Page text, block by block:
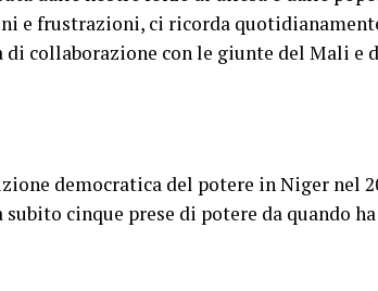
frustrazioni, ci ricorda
collaborazione con le giunte del Mali e
democratica del potere in Niger nel
cinque prese di potere da quando